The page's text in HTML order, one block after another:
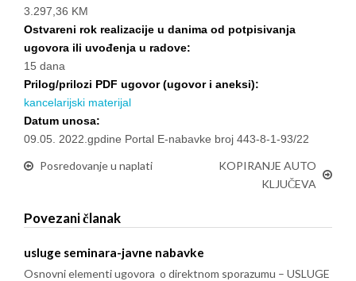
3.297,36 KM
Ostvareni rok realizacije u danima od potpisivanja
ugovora ili uvođenja u radove:
15 dana
Prilog/prilozi PDF ugovor (ugovor i aneksi):
kancelarijski materijal
Datum unosa:
09.05. 2022.gpdine Portal E-nabavke broj 443-8-1-93/22
Posredovanje u naplati
KOPIRANJE AUTO
KLJUČEVA
Povezani članak
usluge seminara-javne nabavke
Osnovni elementi ugovora o direktnom sporazumu – USLUGE